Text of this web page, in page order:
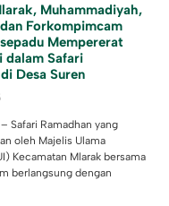
Muhammadiyah,
Forkompimcam
Mempererat
dalam Safari
Desa Suren
Safari Ramadhan yang
oleh Majelis Ulama
Kecamatan Mlarak bersama
berlangsung dengan